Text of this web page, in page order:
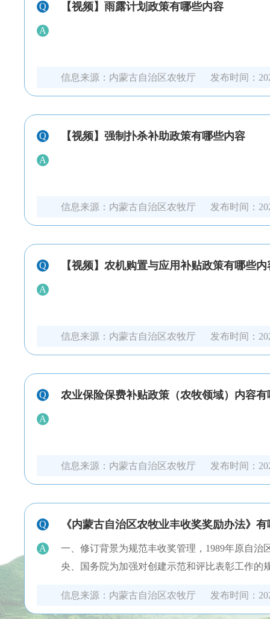
Q 【视频】雨露计划政策有哪些内容
A
信息来源： 内蒙古自治区农牧厅 发布时间：
Q 【视频】强制扑杀补助政策有哪些内容
A
信息来源： 内蒙古自治区农牧厅 发布时间：
Q 【视频】农机购置与应用补贴政策有哪些内
A
信息来源： 内蒙古自治区农牧厅 发布时间：
Q 农业保险保费补贴政策（农牧领域）内容有
A
信息来源： 内蒙古自治区农牧厅 发布时间：
Q 《内蒙古自治区农牧业丰收奖奖励办法》
A
一、修订背景为规范丰收奖管理，1989年原自治
央、国务院为加强对创建示范和评比表彰工作的
信息来源： 内蒙古自治区农牧厅 发布时间：